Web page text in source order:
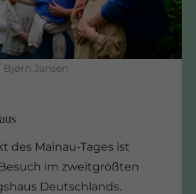
Bjørn Jansen
des Mainau-Tages ist
im zweitgrößten
Deutschlands.